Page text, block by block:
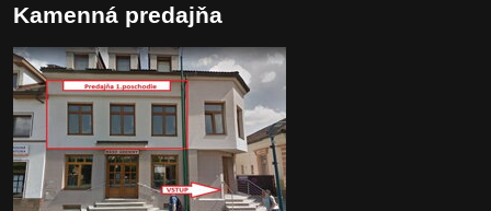
Kamenná predajňa